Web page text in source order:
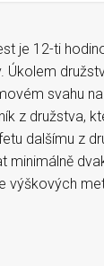
je 12-ti
Úkolem
svahu
z družstva,
dalšímu z
minimálně
výškových